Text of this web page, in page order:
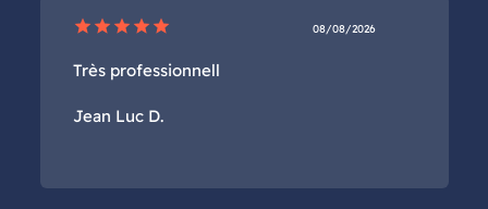
star star star star star 08/08/2026
Très professionnell
Jean Luc D.